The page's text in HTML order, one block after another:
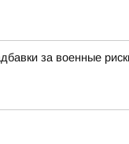
за военные